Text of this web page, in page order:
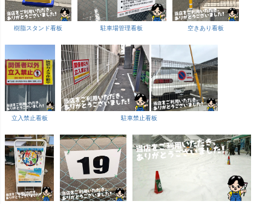
樹脂スタンド看板 駐車場管理看板 空きあり看板
立入禁止看板 駐車禁止看板